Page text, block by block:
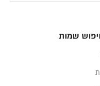
שמות